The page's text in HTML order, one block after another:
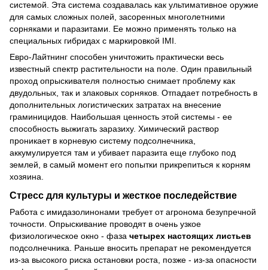
системой. Эта система создавалась как ультимативное оружие
для самых сложных полей, засоренных многолетними
сорняками и паразитами. Ее можно применять только на
специальных гибридах с маркировкой IMI.
Евро-Лайтнинг способен уничтожить практически весь
известный спектр растительности на поле. Один правильный
проход опрыскивателя полностью снимает проблему как
двудольных, так и злаковых сорняков. Отпадает потребность в
дополнительных логистических затратах на внесение
граминицидов. Наибольшая ценность этой системы - ее
способность выжигать заразиху. Химический раствор
проникает в корневую систему подсолнечника,
аккумулируется там и убивает паразита еще глубоко под
землей, в самый момент его попытки прикрепиться к корням
хозяина.
Стресс для культуры и жесткое последействие
Работа с имидазолинонами требует от агронома безупречной
точности. Опрыскивание проводят в очень узкое
физиологическое окно - фаза четырех настоящих листьев
подсолнечника. Раньше вносить препарат не рекомендуется
из-за высокого риска остановки роста, позже - из-за опасности